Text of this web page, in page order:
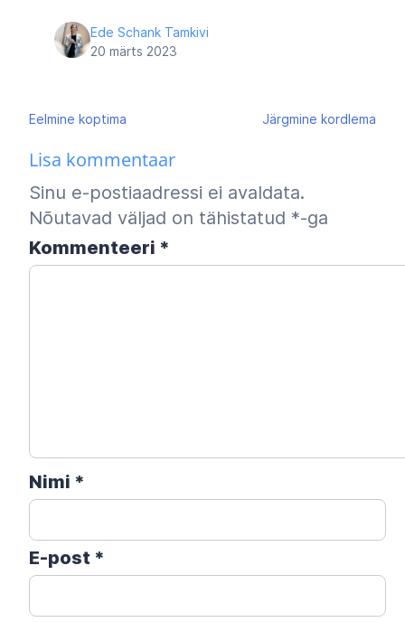
Ede Schank Tamkivi
20 märts 2023
Navigeerimine
Eelmine koptima Järgmine kordlema
Lisa kommentaar
Sinu e-postiaadressi ei avaldata.
Nõutavad väljad on tähistatud *-ga
Kommenteeri *
Nimi *
E-post *